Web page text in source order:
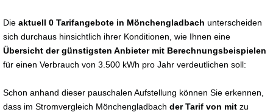
Die aktuell 0 Tarifangebote in Mönchengladbach unterscheiden
sich durchaus hinsichtlich ihrer Konditionen, wie Ihnen eine
Übersicht der günstigsten Anbieter mit Berechnungsbeispielen
für einen Verbrauch von 3.500 kWh pro Jahr verdeutlichen soll:
Schon anhand dieser pauschalen Aufstellung können Sie erkennen,
dass im Stromvergleich Mönchengladbach der Tarif von mit zu